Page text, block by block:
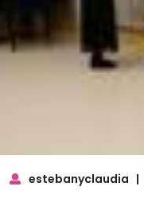
estebanyclaudia |